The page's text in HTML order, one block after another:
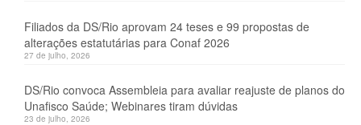
Filiados da DS/Rio aprovam 24 teses e 99 propostas de
alterações estatutárias para Conaf 2026
27 de julho, 2026
DS/Rio convoca Assembleia para avaliar reajuste de planos do
Unafisco Saúde; Webinares tiram dúvidas
23 de julho, 2026